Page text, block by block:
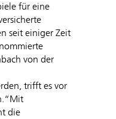
für eine
seit einiger Zeit
von der
trifft es vor
die